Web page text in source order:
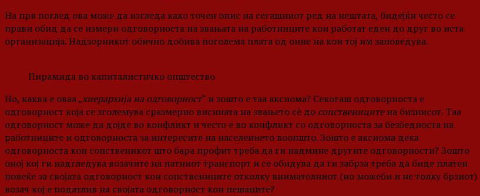
На прв поглед ова може да изгледа како точен опис на сегашниот ред на нештата, бидејќи често се
прави обид да се измери одговорноста на звањата на работниците кои работат еден до друг во иста
организација. Надзорникот обично добива поголема плата од оние на кои тој им заповедува.
Пирамида во капиталистичко општество
Но, каква е оваа „хиерархија на одговорност“ и зошто е таа аксиома? Секогаш одговорноста е
одговорност која се зголемува сразмерно висината на звањето сè до сопственицитена бизнисот. Таа
одговорност може да дојде во конфликт и често е во конфликт со одговорноста за безбедноста на
работниците и одговорноста за интересите на населението воопшто. Зошто е аксиома дека
одговорноста кон сопственикот што бара профит треба да ги надмине другите одговорности? Зошто
oној кој ги надгледува возачите на патниот транспорт и се обидува да ги забрза треба да биде платен
повеќе за својата одговорност кон сопствениците отколку внимателниот (но можеби и не толку брзиот)
возач кој е податлив на својата одговорност кон пешаците?